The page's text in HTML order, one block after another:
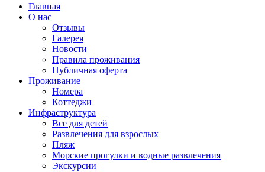
Главная
О нас
Отзывы
Галерея
Новости
Правила проживания
Публичная оферта
Проживание
Номера
Коттеджи
Инфраструктура
Все для детей
Развлечения для взрослых
Пляж
Морские прогулки и водные развлечения
Экскурсии